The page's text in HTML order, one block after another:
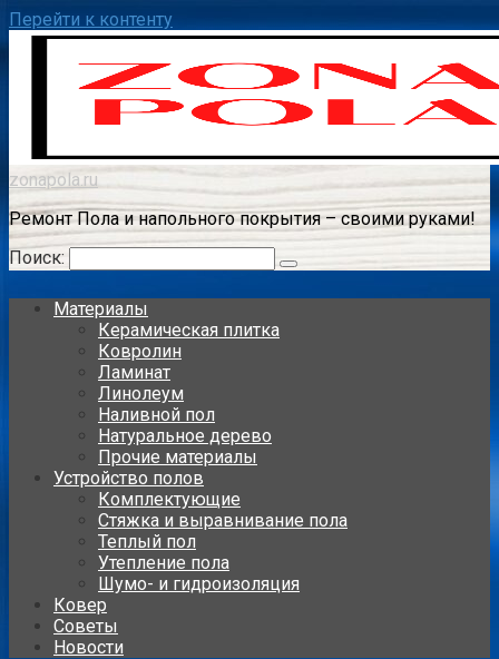
Перейти к контенту
zonapola.ru
Ремонт Пола и напольного покрытия – своими руками!
Поиск:
Материалы
Керамическая плитка
Ковролин
Ламинат
Линолеум
Наливной пол
Натуральное дерево
Прочие материалы
Устройство полов
Комплектующие
Стяжка и выравнивание пола
Теплый пол
Утепление пола
Шумо- и гидроизоляция
Ковер
Советы
Новости